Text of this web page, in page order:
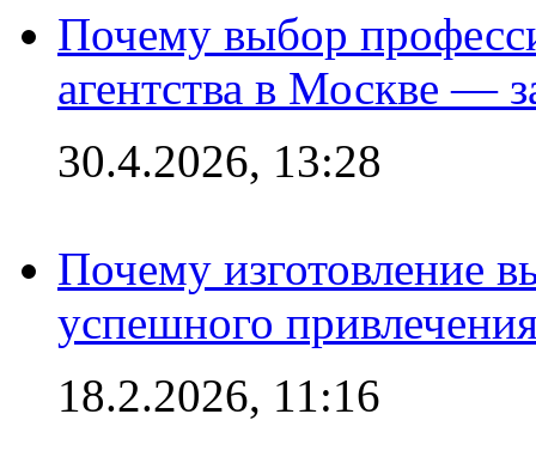
Почему выбор
агентства в Москве —
30.4.2026, 13:28
Почему изготовление
успешного
18.2.2026, 11:16